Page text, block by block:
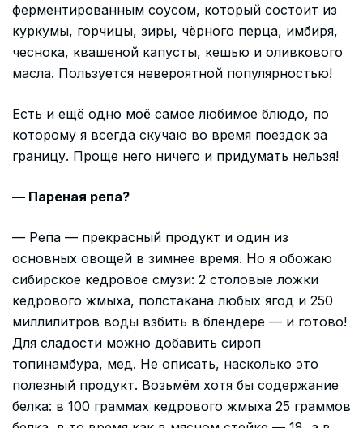
ферментированным соусом, который состоит из
куркумы, горчицы, зиры, чёрного перца, имбиря,
чеснока, квашеной капусты, кешью и оливкового
масла. Пользуется невероятной популярностью!
Есть и ещё одно моё самое любимое блюдо, по
которому я всегда скучаю во время поездок за
границу. Проще него ничего и придумать нельзя!
— Пареная репа?
— Репа — прекрасный продукт и один из
основных овощей в зимнее время. Но я обожаю
сибирское кедровое смузи: 2 столовые ложки
кедрового жмыха, полстакана любых ягод и 250
миллилитров воды взбить в блендере — и готово!
Для сладости можно добавить сироп
топинамбура, мед. Не описать, насколько это
полезный продукт. Возьмём хотя бы содержание
белка: в 100 граммах кедрового жмыха 25 граммов